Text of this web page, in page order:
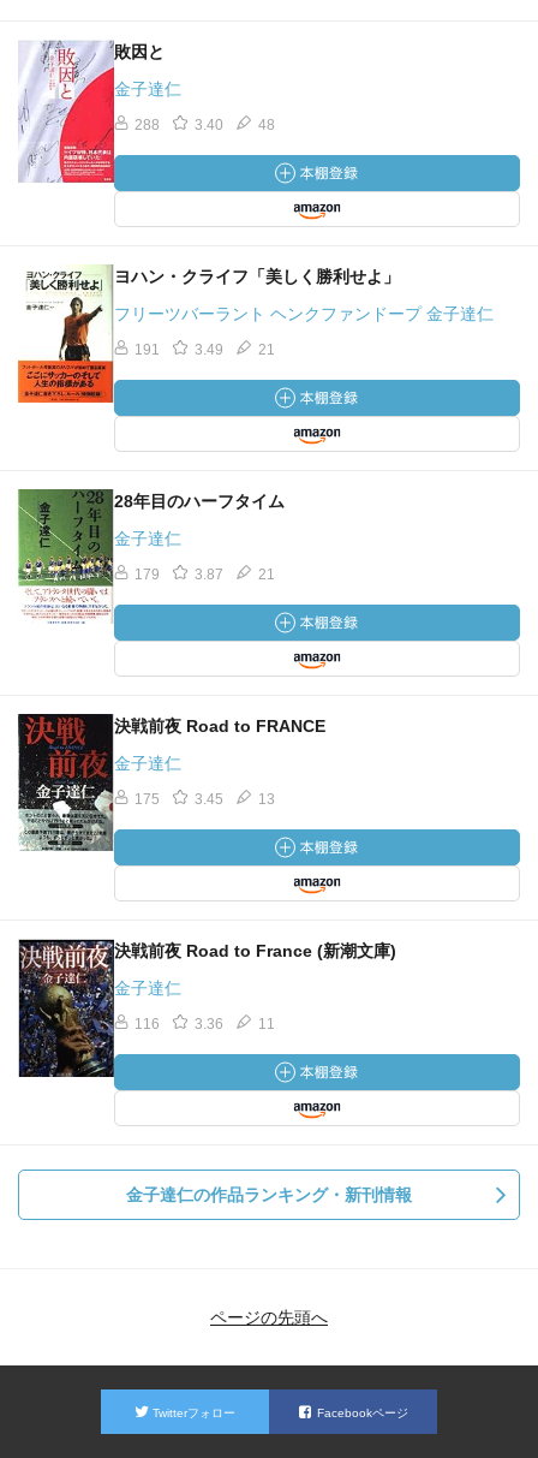
敗因と
金子達仁
288 3.40 48
ヨハン・クライフ「美しく勝利せよ」
フリーツバーラント ヘンクファンドープ 金子達仁
191 3.49 21
28年目のハーフタイム
金子達仁
179 3.87 21
決戦前夜 Road to FRANCE
金子達仁
175 3.45 13
決戦前夜 Road to France (新潮文庫)
金子達仁
116 3.36 11
金子達仁の作品ランキング・新刊情報
ページの先頭へ
Twitterフォロー Facebookページ